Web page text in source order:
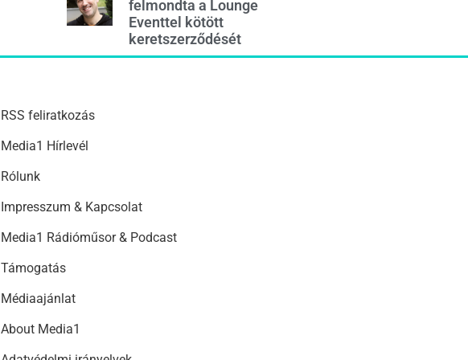
felmondta a Lounge
Eventtel kötött
keretszerződését
RSS feliratkozás
Media1 Hírlevél
Rólunk
Impresszum & Kapcsolat
Media1 Rádióműsor & Podcast
Támogatás
Médiaajánlat
About Media1